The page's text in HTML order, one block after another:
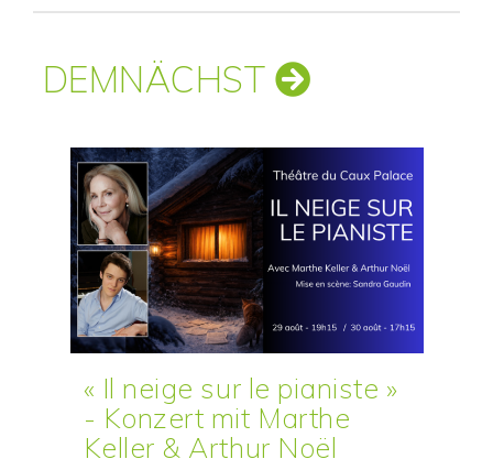
DEMNÄCHST
« Il neige sur le pianiste »
- Konzert mit Marthe
Keller & Arthur Noël